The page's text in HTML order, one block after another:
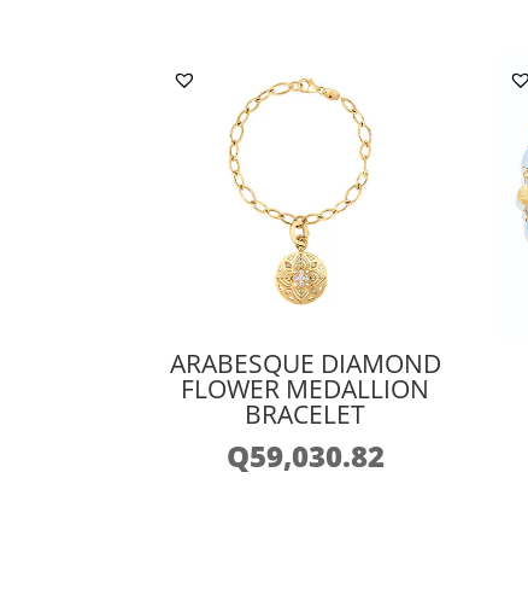
ARABESQUE DIAMOND
FLOWER MEDALLION
BRACELET
Q59,030.82